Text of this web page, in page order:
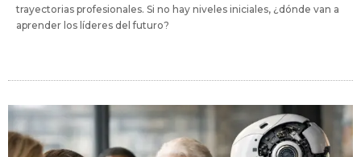
trayectorias profesionales. Si no hay niveles iniciales, ¿dónde van a
aprender los líderes del futuro?